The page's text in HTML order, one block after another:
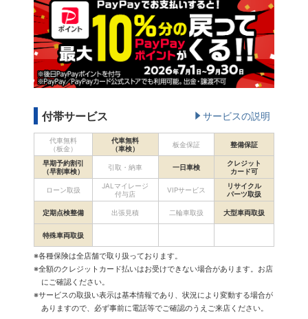
付帯サービス サービスの説明
代車無料
（板金）
代車無料
（車検）
板金保証 整備保証
早期予約割引
（早割車検）
引取・納車 一日車検
クレジット
カード可
ローン取扱
JALマイレージ
付与店
VIPサービス
リサイクル
パーツ取扱
定期点検整備 出張見積 二輪車取扱 大型車両取扱
特殊車両取扱
※各種保険は全店舗で取り扱っております。
※全額のクレジットカード払いはお受けできない場合があります。お店
にご確認ください。
※サービスの取扱い表示は基本情報であり、状況により変動する場合が
ありますので、必ず事前に電話等でご確認のうえご来店ください。